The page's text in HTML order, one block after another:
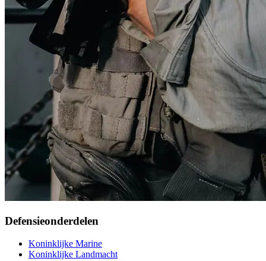
Defensieonderdelen
Koninklijke Marine
Koninklijke Landmacht